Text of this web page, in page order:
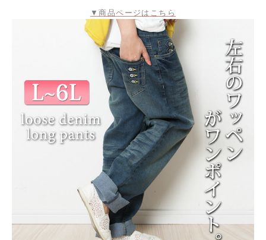
▼商品ページはこちら